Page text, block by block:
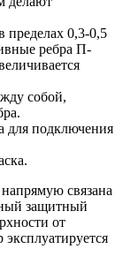
пределах 0,3-0,5
ребра П-
собой,
для подключения
связана
защитный
от